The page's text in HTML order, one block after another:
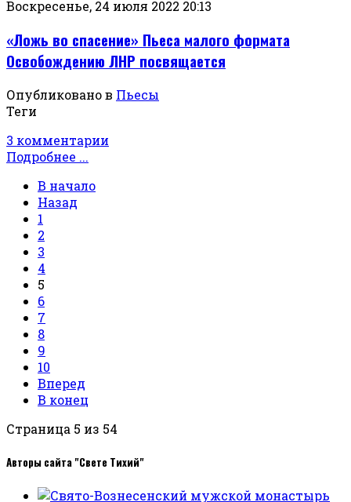
Воскресенье, 24 июля 2022 20:13
«Ложь во спасение» Пьеса малого формата
Освобождению ЛНР посвящается
Опубликовано в Пьесы
Теги
3 комментарии
Подробнее ...
В начало
Назад
1
2
3
4
5
6
7
8
9
10
Вперед
В конец
Страница 5 из 54
Авторы сайта "Свете Тихий"